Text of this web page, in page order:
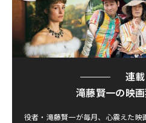
連載
滝藤賢一の映
役者・滝藤賢一が毎月、心震えた映